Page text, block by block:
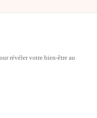
révéler votre bien-être au